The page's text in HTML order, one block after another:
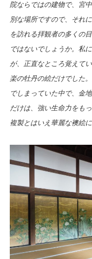
院ならではの建物で、宮
別な場所ですので、それ
を訪れる拝観者の多くの
ではないでしょうか。私
が、正直なところ覚えて
楽の牡丹の絵だけでした
でしまっていた中で、金
だけは、強い生命力をも
複製とはいえ華麗な襖絵に